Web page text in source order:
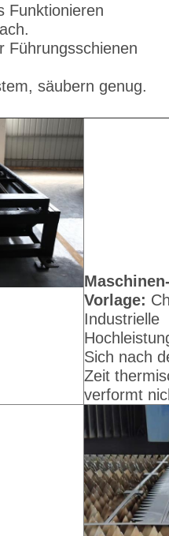
Funktionieren
Führungsschienen
säubern genug.
Vorlage:
Industrielle
Sich nach
Zeit
verformt